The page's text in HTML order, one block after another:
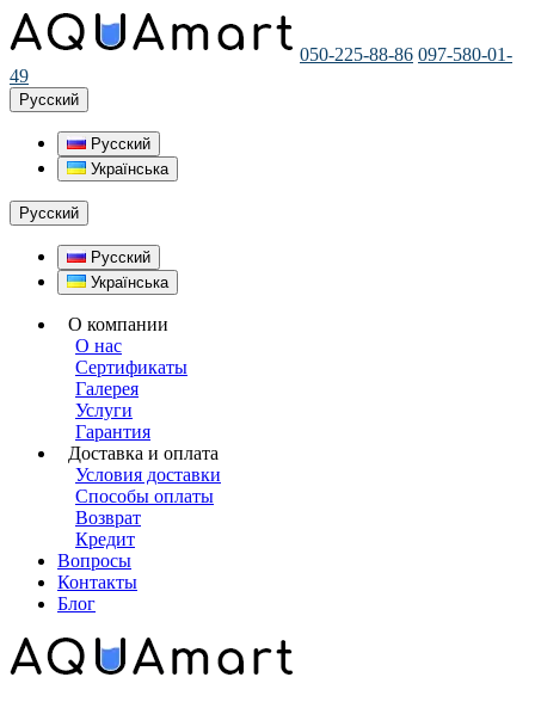
050-225-88-86 097-580-01-
49
Русский
Русский
Українська
Русский
Русский
Українська
О компании
О нас
Сертификаты
Галерея
Услуги
Гарантия
Доставка и оплата
Условия доставки
Способы оплаты
Возврат
Кредит
Вопросы
Контакты
Блог